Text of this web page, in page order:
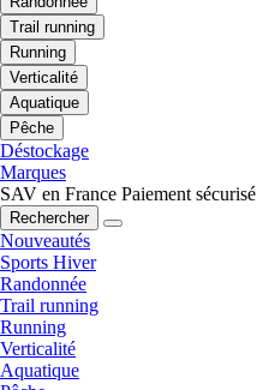
Trail running
Running
Verticalité
Aquatique
Pêche
Déstockage
Marques
SAV en France Paiement sécurisé
Rechercher
Nouveautés
Sports Hiver
Randonnée
Trail running
Running
Verticalité
Aquatique